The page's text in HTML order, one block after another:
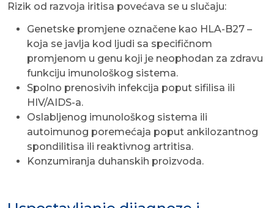
Rizik od razvoja iritisa povećava se u slučaju:
Genetske promjene označene kao HLA-B27 –
koja se javlja kod ljudi sa specifičnom
promjenom u genu koji je neophodan za zdravu
funkciju imunološkog sistema.
Spolno prenosivih infekcija poput sifilisa ili
HIV/AIDS-a.
Oslabljenog imunološkog sistema ili
autoimunog poremećaja poput ankilozantnog
spondilitisa ili reaktivnog artritisa.
Konzumiranja duhanskih proizvoda.